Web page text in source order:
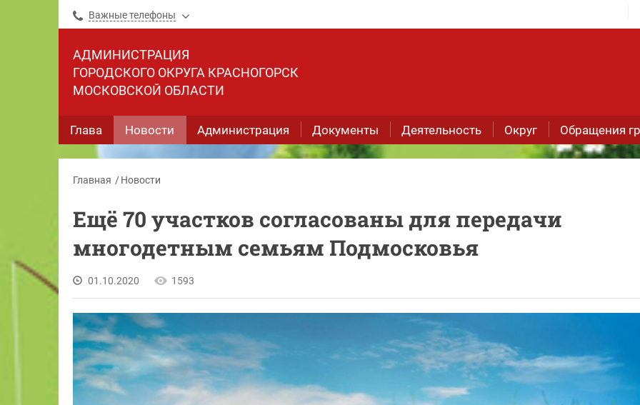
Важные телефоны
АДМИНИСТРАЦИЯ
ГОРОДСКОГО ОКРУГА КРАСНОГОРСК
МОСКОВСКОЙ ОБЛАСТИ
Глава Новости Администрация Документы Деятельность Округ Обращения
Главная Новости
Ещё 70 участков согласованы для передачи
многодетным семьям Подмосковья
01.10.2020 1593